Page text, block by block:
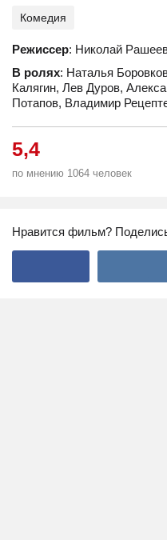
Комедия
Режиссер: Николай
В ролях: Наталья
Калягин, Лев Дуров,
Потапов, Владимир
5,4
по мнению 1064 человек
Нравится фильм?